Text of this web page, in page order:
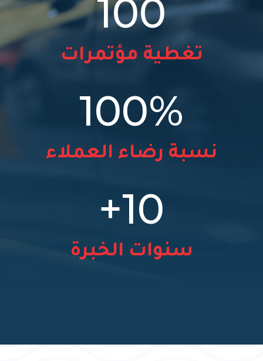
100
تغطية مؤتمرات
100%
نسبة رضاء العملاء
10+
سنوات الخبرة